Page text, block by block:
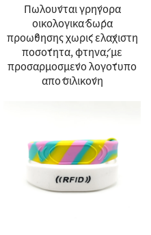
Πωλούνται γρήγορα
οικολογικά δώρα
προώθησης χωρίς ελάχιστη
ποσότητα, φτηνά, με
προσαρμοσμένο λογότυπο
από σιλικόνη